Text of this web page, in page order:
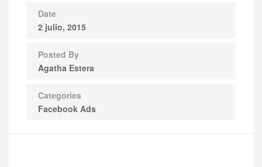
Date
2 julio, 2015
Posted By
Agatha Estera
Categories
Facebook Ads